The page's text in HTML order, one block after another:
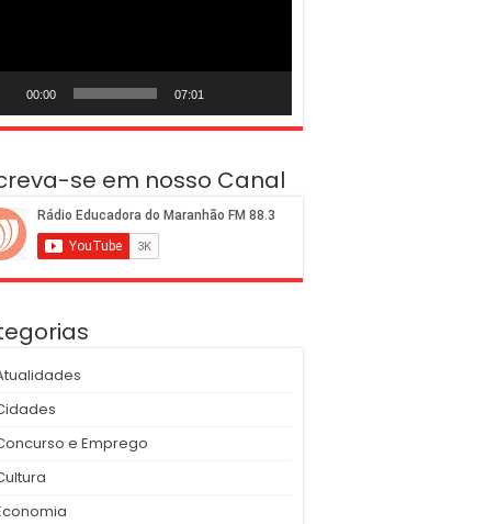
00:00 07:01
se em nosso Canal
e Emprego